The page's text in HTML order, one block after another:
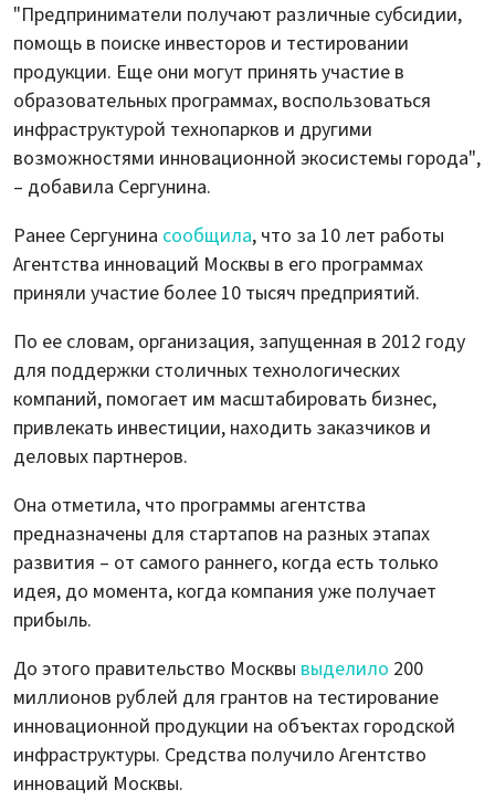
"Предприниматели получают различные субсидии,
помощь в поиске инвесторов и тестировании
продукции. Еще они могут принять участие в
образовательных программах, воспользоваться
инфраструктурой технопарков и другими
возможностями инновационной экосистемы города",
– добавила Сергунина.
Ранее Сергунина сообщила, что за 10 лет работы
Агентства инноваций Москвы в его программах
приняли участие более 10 тысяч предприятий.
По ее словам, организация, запущенная в 2012 году
для поддержки столичных технологических
компаний, помогает им масштабировать бизнес,
привлекать инвестиции, находить заказчиков и
деловых партнеров.
Она отметила, что программы агентства
предназначены для стартапов на разных этапах
развития – от самого раннего, когда есть только
идея, до момента, когда компания уже получает
прибыль.
До этого правительство Москвы выделило 200
миллионов рублей для грантов на тестирование
инновационной продукции на объектах городской
инфраструктуры. Средства получило Агентство
инноваций Москвы.